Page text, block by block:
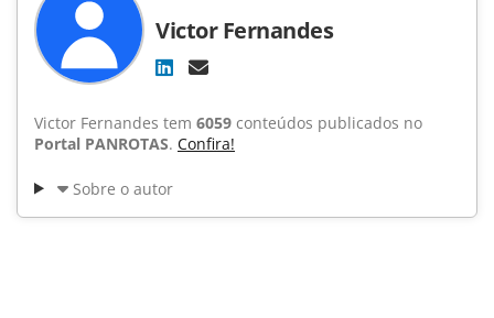
Victor Fernandes
Victor Fernandes tem 6059 conteúdos publicados no
Portal PANROTAS. Confira!
Sobre o autor